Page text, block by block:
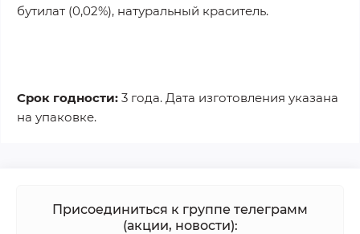
бутилат (0,02%), натуральный краситель.
Срок годности: 3 года. Дата изготовления указана
на упаковке.
Присоединиться к группе телеграмм
(акции, новости):